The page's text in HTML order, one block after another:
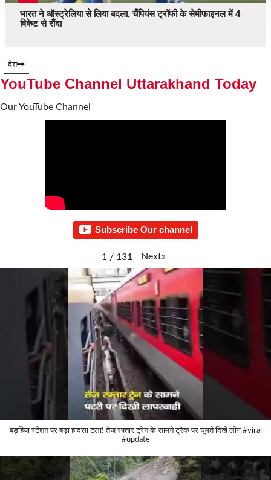
भारत ने ऑस्ट्रेलिया से लिया बदला, चैंपियंस ट्रॉफी के सेमीफाइनल में 4
विकेट से रौंदा
देश
YouTube Channel Uttarakhand Today
Our YouTube Channel
Subscribe Our channel
1 / 131 Next»
बड़हिया स्टेशन पर बड़ा हादसा टला! तेज रफ्तार ट्रेन के सामने ट्रैक पर घूमते दिखे लोग #viral
#update